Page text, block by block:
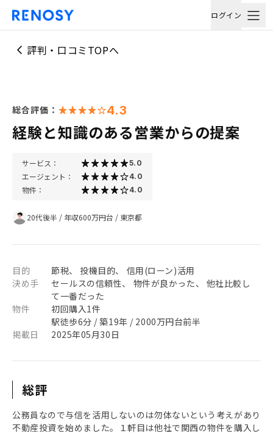
ログイン
評判・口コミTOPへ
総合評価： 4.3
経験と知識のある営業からの提案
サービス： 5.0
エージェント： 4.0
物件： 4.0
20代後半 / 年収600万円台 / 東京都
目的
節税、 投機目的、 信用(ローン)活用
決め手
セールスの信頼性、 物件が良かった、 他社比較し
て一番だった
物件
初回購入1件
駅徒歩6分 / 築19年 / 2000万円台前半
掲載日
2025年05月30日
総評
公務員なので与信を活用しないのは勿体ないという考えがあり
不動産投資を始めました。１軒目は他社で関西の物件を購入し